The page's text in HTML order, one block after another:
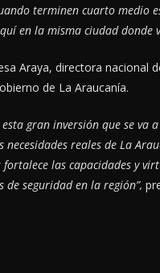
terminen cuarto medio
en la misma ciudad donde
Araya, directora nacional
de La Araucanía.
gran inversión que se va
reales de La
las capacidades y
de seguridad en la región”,